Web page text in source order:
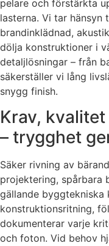
pelare och förstärkta
lasterna. Vi tar hänsyn
brandinklädnad,
dölja konstruktioner i
detaljlösningar – från
säkerställer vi lång
snygg finish.
Krav,
– trygghet
Säker rivning av
projektering, spårbara
gällande
konstruktionsritning,
dokumenterar varje
och foton. Vid behov